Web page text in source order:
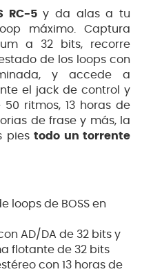
RC-5y da alas a tu
máximo. Captura
a 32 bits, recorre
de los loops con
y accede a
el jack de control y
50 ritmos, 13 horas de
de frase y más, la
pies todo un torrente
loops de BOSS en
AD/DA de 32 bits y
flotante de 32 bits
con 13 horas de